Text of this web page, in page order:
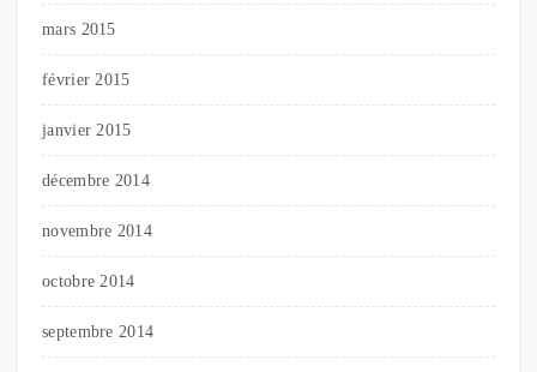
mars 2015
février 2015
janvier 2015
décembre 2014
novembre 2014
octobre 2014
septembre 2014